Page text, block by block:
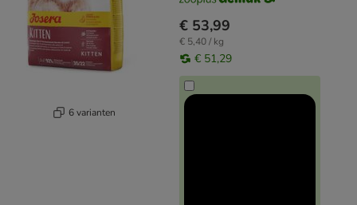
6 varianten
€ 53,99
€ 5,40 / kg
€ 51,29